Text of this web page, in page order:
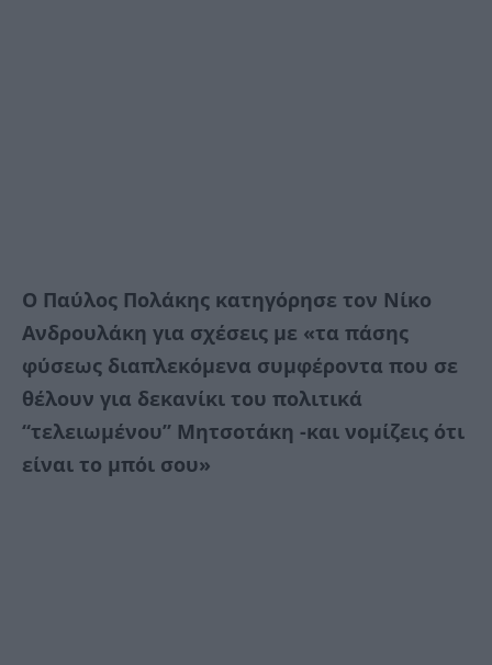
Ο Παύλος Πολάκης κατηγόρησε τον Νίκο
Ανδρουλάκη για σχέσεις με «τα πάσης
φύσεως διαπλεκόμενα συμφέροντα που σε
θέλουν για δεκανίκι του πολιτικά
“τελειωμένου” Μητσοτάκη -και νομίζεις ότι
είναι το μπόι σου»